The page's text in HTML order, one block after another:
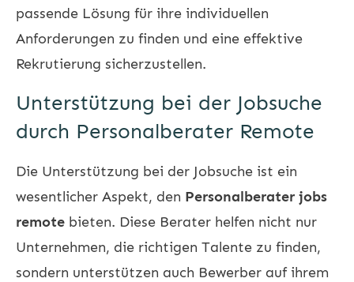
passende Lösung für ihre individuellen
Anforderungen zu finden und eine effektive
Rekrutierung sicherzustellen.
Unterstützung bei der Jobsuche
durch Personalberater Remote
Die Unterstützung bei der Jobsuche ist ein
wesentlicher Aspekt, den Personalberater jobs
remote bieten. Diese Berater helfen nicht nur
Unternehmen, die richtigen Talente zu finden,
sondern unterstützen auch Bewerber auf ihrem